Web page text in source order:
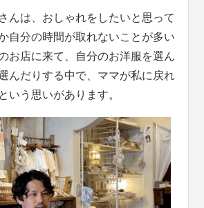
んは、おしゃれをしたいと思って
自分の時間が取れないことが多い
お店に来て、自分のお洋服を選ん
んだりする中で、ママが私に戻れ
いう思いがあります。